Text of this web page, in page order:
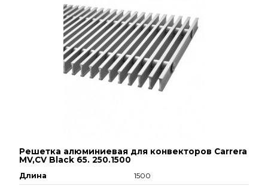
Решетка алюминиевая для конвекторов Carrera
МV,СV Black 65. 250.1500
Длина 1500